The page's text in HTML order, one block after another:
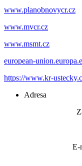
www.planobnovycr.cz
www.mvcr.cz
www.msmt.cz
european-
https://www.kr-
Adresa
E-